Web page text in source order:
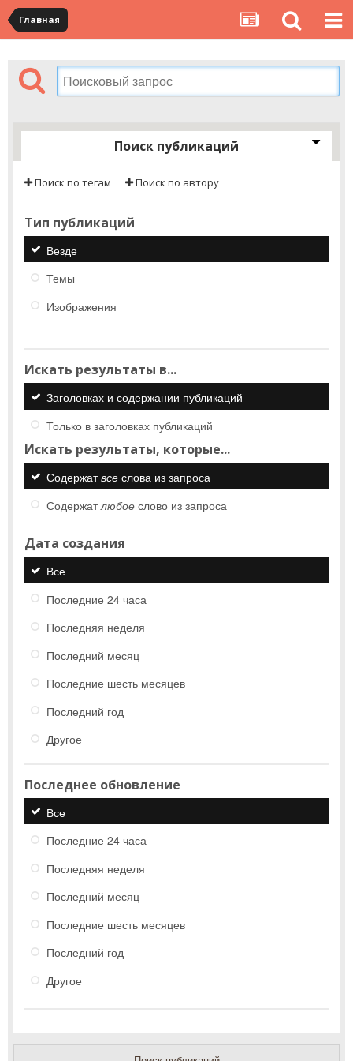
Главная
Поиск публикаций
Поиск по тегам Поиск по автору
Тип публикаций
Везде
Темы
Изображения
Искать результаты в...
Заголовках и содержании публикаций
Только в заголовках публикаций
Искать результаты, которые...
Содержатвсе слова из запроса
Содержатлюбое слово из запроса
Дата создания
Все
Последние 24 часа
Последняя неделя
Последний месяц
Последние шесть месяцев
Последний год
Другое
Последнее обновление
Все
Последние 24 часа
Последняя неделя
Последний месяц
Последние шесть месяцев
Последний год
Другое